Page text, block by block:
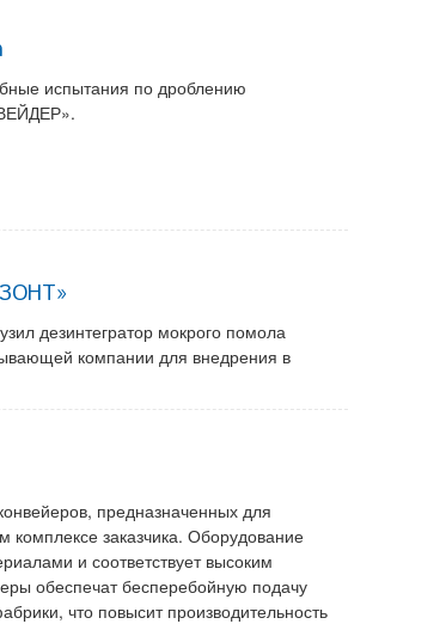
испытания по дроблению
дезинтегратор мокрого помола
компании для внедрения в
предназначенных для
комплексе заказчика. Оборудование
и соответствует высоким
обеспечат бесперебойную подачу
что повысит производительность